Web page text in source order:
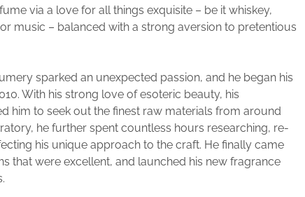
via a love for all things exquisite – be it whiskey,
music – balanced with a strong aversion to pretentious
sparked an unexpected passion, and he began his
With his strong love of esoteric beauty, his
him to seek out the finest raw materials from around
he further spent countless hours researching, re-
his unique approach to the craft. He finally came
that were excellent, and launched his new fragrance